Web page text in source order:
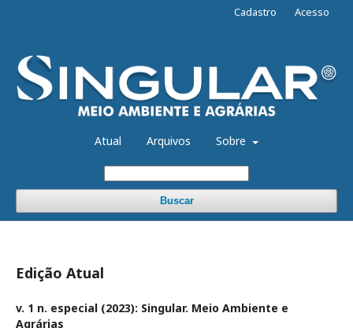
Atual Arquivos Sobre
Buscar
Cadastro Acesso
Edição Atual
v. 1 n. especial (2023): Singular. Meio Ambiente e
Agrárias